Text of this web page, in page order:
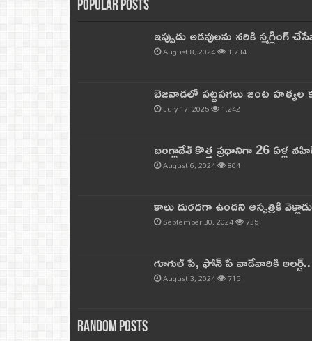
Popular Posts
ఇప్పుడు అడవులను నరికి
August 8, 2024 1,734
బెజవాడలో పట్టపగలు జంట
July 17, 2025 1,242
బంగ్లాదేశ్ కొత్త ప్రధానిగా 26 ఏళ్ల
August 6, 2024 804
కాలు దురదగా ఉందని ఆస్పత్రికి
September 30, 2024 735
గూగుల్ పే, ఫోన్ పే వాడేవారికి
August 3, 2024 715
Random Posts